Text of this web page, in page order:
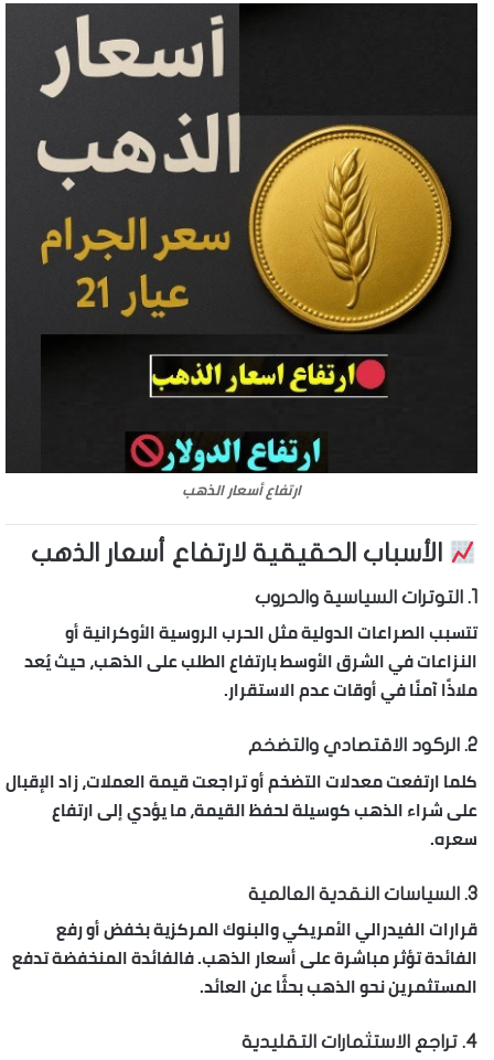
ارتفاع أسعار الذهب
الأسباب الحقيقية لارتفاع أسعار الذهب
1. التوترات السياسية والحروب
تتسبب الصراعات الدولية مثل الحرب الروسية الأوكرانية أو
النزاعات في الشرق الأوسط بارتفاع الطلب على الذهب، حيث يُعد
ملاذًا آمنًا في أوقات عدم الاستقرار.
2. الركود الاقتصادي والتضخم
كلما ارتفعت معدلات التضخم أو تراجعت قيمة العملات، زاد الإقبال
على شراء الذهب كوسيلة لحفظ القيمة، ما يؤدي إلى ارتفاع
سعره.
3. السياسات النقدية العالمية
قرارات الفيدرالي الأمريكي والبنوك المركزية بخفض أو رفع
الفائدة تؤثر مباشرة على أسعار الذهب. فالفائدة المنخفضة تدفع
المستثمرين نحو الذهب بحثًا عن العائد.
4. تراجع الاستثمارات التقليدية